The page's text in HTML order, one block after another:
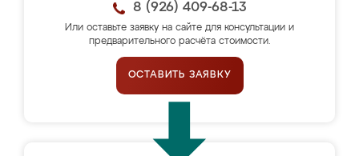
8 (926) 409-68-13
Или оставьте заявку на сайте для консультации и
предварительного расчёта стоимости.
ОСТАВИТЬ ЗАЯВКУ